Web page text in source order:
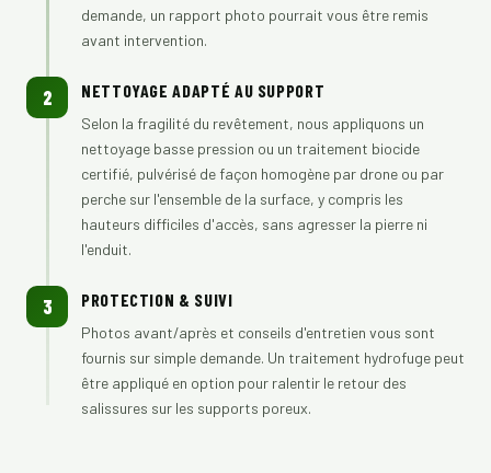
demande, un rapport photo pourrait vous être remis
avant intervention.
2 NETTOYAGE ADAPTÉ AU SUPPORT
Selon la fragilité du revêtement, nous appliquons un
nettoyage basse pression ou un traitement biocide
certifié, pulvérisé de façon homogène par drone ou par
perche sur l'ensemble de la surface, y compris les
hauteurs difficiles d'accès, sans agresser la pierre ni
l'enduit.
3 PROTECTION & SUIVI
Photos avant/après et conseils d'entretien vous sont
fournis sur simple demande. Un traitement hydrofuge peut
être appliqué en option pour ralentir le retour des
salissures sur les supports poreux.